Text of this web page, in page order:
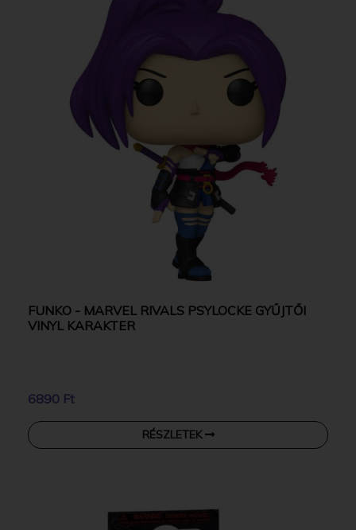
FUNKO - MARVEL RIVALS PSYLOCKE GYŰJTŐI
VINYL KARAKTER
6890 Ft
RÉSZLETEK